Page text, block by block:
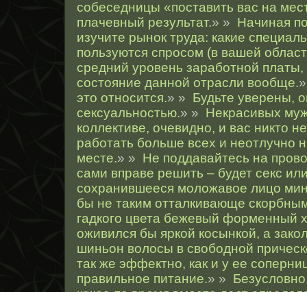
собеседницы «поставить вас на
плачевный результат.» » Начиная
изучите рынок труда: какие
пользуются спросом (в вашей
средний уровень заработной
состояние данной отрасли вообще.
это относится.» » Будьте уверены,
сексуальностью.» » Некрасивых
коллективе, очевидно, и вас никто
работать больше всех и неотлучно
месте.» » Не поддавайтесь на
сами вправе решить – будет секс
сохранившееся моложавое лицо
бы не таким отталкивающе
гадкого цвета бежевый форменный
оживился бы яркой косынкой, а
шиньон волосы в свободной
так же эффектно, как и у ее
правильное питание.» »